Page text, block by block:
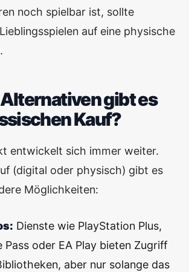
noch spielbar ist, sollte
auf eine physische
gibt es
Kauf?
entwickelt sich immer weiter.
(digital oder physisch) gibt es
Möglichkeiten:
Dienste wie PlayStation Plus,
Pass oder EA Play bieten Zugriff
aber nur solange das